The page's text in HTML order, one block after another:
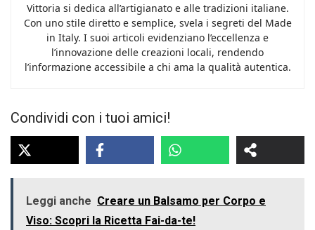
Vittoria si dedica all’artigianato e alle tradizioni italiane.
Con uno stile diretto e semplice, svela i segreti del Made
in Italy. I suoi articoli evidenziano l’eccellenza e
l’innovazione delle creazioni locali, rendendo
l’informazione accessibile a chi ama la qualità autentica.
Condividi con i tuoi amici!
Leggi anche Creare un Balsamo per Corpo e
Viso: Scopri la Ricetta Fai-da-te!